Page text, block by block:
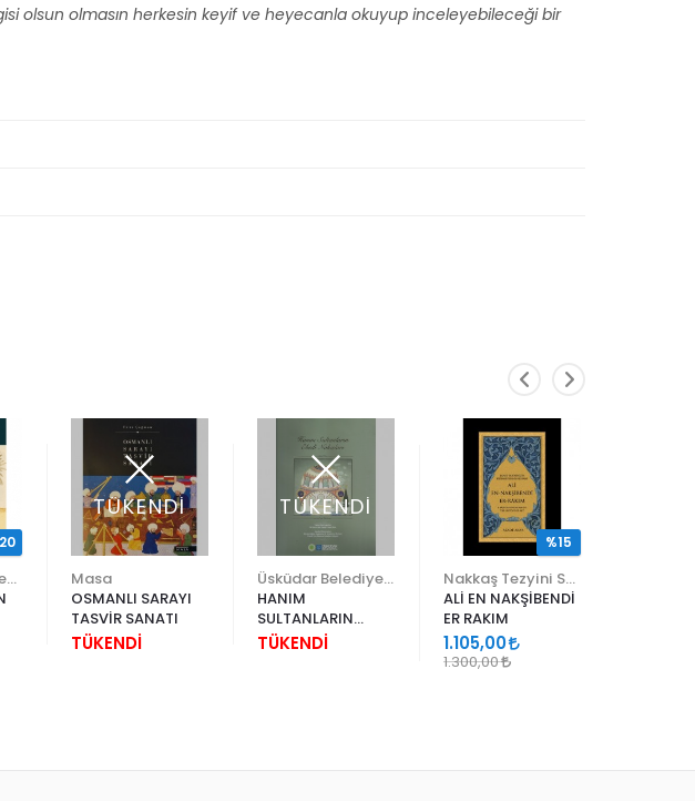
olsun olmasın herkesin keyif ve heyecanla okuyup inceleyebileceği bir
TÜKENDİ
Masa
OSMANLI SARAYI
TASVİR SANATI
TÜKENDİ
TÜKENDİ
HANIM
SULTANLARIN
EBEDİ NAKIŞLARI
TÜKENDİ
ALİ EN NAKŞİBENDİ
ER RAKIM
1.105,00
1.300,00
%15